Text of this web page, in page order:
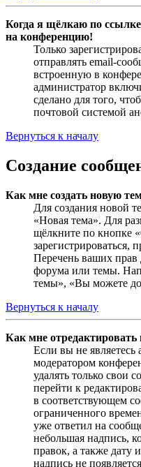
Когда я щёлкаю по
на конференцию!
Только
отправлять email-
встроенную в
администратор
сделано для того,
почтовой системой
Вернуться к началу
Создание
Как мне создать новую
Для создания новой
«Новая тема». Для
щёлкните по кнопке
зарегистрироваться,
Перечень ваших прав
форума или темы.
темы», «Вы можете
Вернуться к началу
Как мне отредактировать
Если вы не
модератором
удалять только свои
перейти к
в соответствующем
ограниченного
уже ответил на
небольшая надпись,
правок, а также дату
надпись не